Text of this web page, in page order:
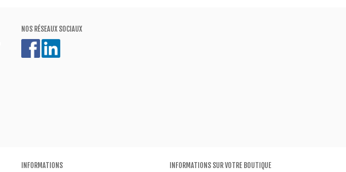
NOS RÉSEAUX SOCIAUX
INFORMATIONS INFORMATIONS SUR VOTRE BOUTIQUE